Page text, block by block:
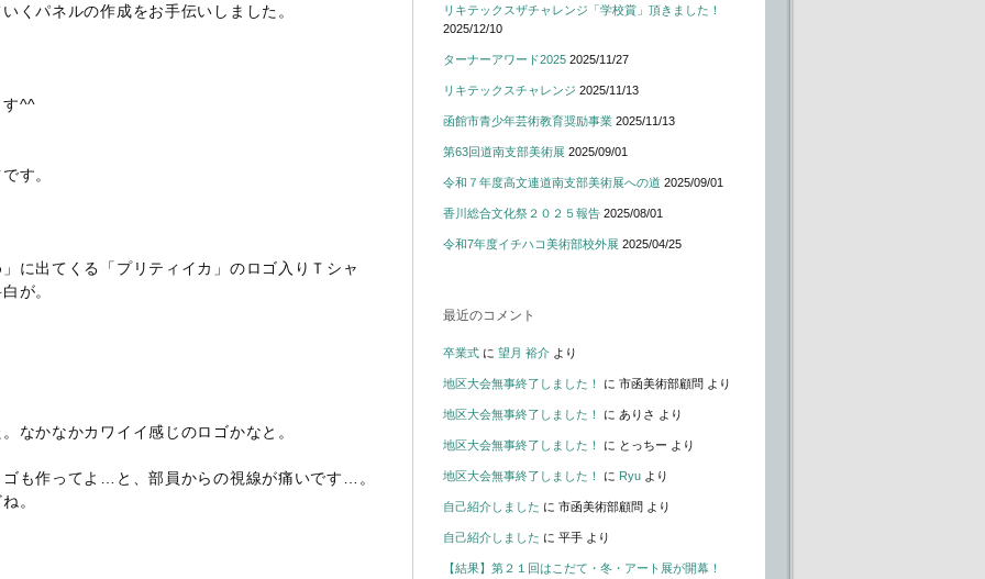
くパネルの作成をお手伝いしました。
す^^
す。
に出てくる「プリティイカ」のロゴ入りＴシャ
が。
なかなかカワイイ感じのロゴかなと。
も作ってよ…と、部員からの視線が痛いです…。
。
リキテックスザチャレンジ「学校賞」頂きました！
2025/12/10
ターナーアワード2025 2025/11/27
リキテックスチャレンジ 2025/11/13
函館市青少年芸術教育奨励事業 2025/11/13
第63回道南支部美術展 2025/09/01
令和７年度高文連道南支部美術展への道 2025/09/01
香川総合文化祭２０２５報告 2025/08/01
令和7年度イチハコ美術部校外展 2025/04/25
最近のコメント
卒業式 に 望月 裕介 より
地区大会無事終了しました！ に 市函美術部顧問 より
地区大会無事終了しました！ に ありさ より
地区大会無事終了しました！ に とっちー より
地区大会無事終了しました！ に Ryu より
自己紹介しました に 市函美術部顧問 より
自己紹介しました に 平手 より
【結果】第２１回はこだて・冬・アート展が開幕！